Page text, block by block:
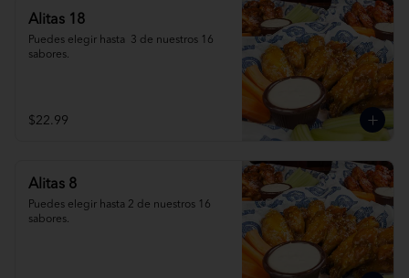
Alitas 18
Puedes elegir hasta  3 de nuestros 16
sabores.
$22.99
Alitas 8
Puedes elegir hasta 2 de nuestros 16
sabores.